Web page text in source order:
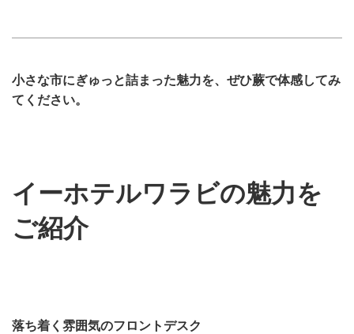
小さな市にぎゅっと詰まった魅力を、ぜひ蕨で体感してみ
てください。
イーホテルワラビの魅力を
ご紹介
落ち着く雰囲気のフロントデスク